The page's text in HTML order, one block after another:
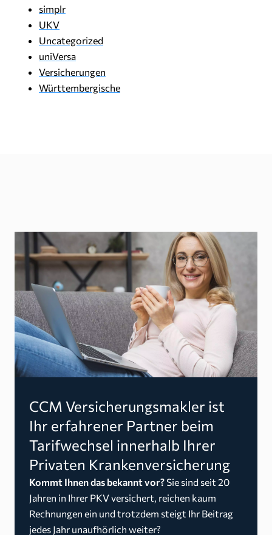
simplr
UKV
Uncategorized
uniVersa
Versicherungen
Württembergische
CCM Versicherungsmakler ist
Ihr erfahrener Partner beim
Tarifwechsel innerhalb Ihrer
Privaten Krankenversicherung
Kommt Ihnen das bekannt vor? Sie sind seit 20
Jahren in Ihrer PKV versichert, reichen kaum
Rechnungen ein und trotzdem steigt Ihr Beitrag
jedes Jahr unaufhörlich weiter?